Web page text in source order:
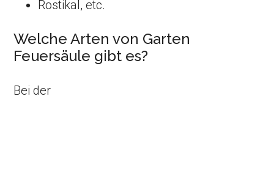
Rostikal, etc.
Welche Arten von Garten
Feuersäule gibt es?
Bei der